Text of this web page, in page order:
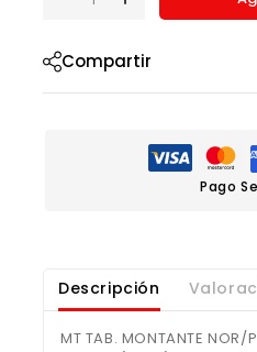
Compartir
Pago
Descripción
MT TAB. MONTANTE NOR/